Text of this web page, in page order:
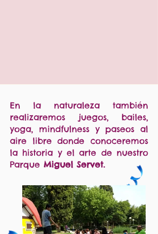
En la naturaleza también
realizaremos juegos, bailes,
yoga, mindfulness y paseos al
aire libre donde conoceremos
la historia y el arte de nuestro
Parque Miguel Servet.